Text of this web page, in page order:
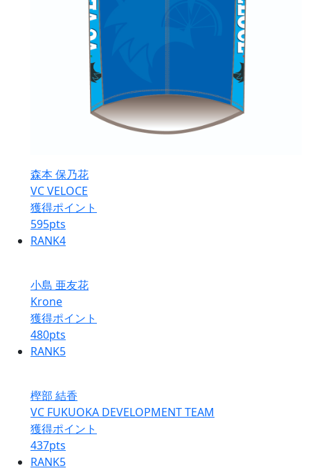
森本 保乃花
VC VELOCE
獲得ポイント
595pts
RANK4
小島 亜友花
Krone
獲得ポイント
480pts
RANK5
樫部 結香
VC FUKUOKA DEVELOPMENT TEAM
獲得ポイント
437pts
RANK5